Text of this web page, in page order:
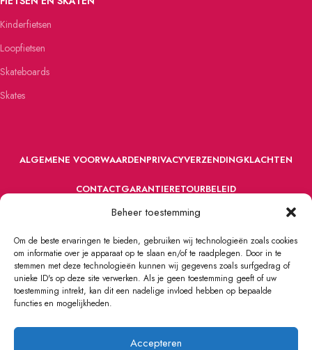
Beheer toestemming
Om de beste ervaringen te bieden, gebruiken wij technologieën zoals cookies
om informatie over je apparaat op te slaan en/of te raadplegen. Door in te
stemmen met deze technologieën kunnen wij gegevens zoals surfgedrag of
unieke ID's op deze site verwerken. Als je geen toestemming geeft of uw
toestemming intrekt, kan dit een nadelige invloed hebben op bepaalde
functies en mogelijkheden.
Accepteren
Kinderfietsen
Loopfietsen
Skateboards
Skates
ALGEMENE VOORWAARDENPRIVACYVERZENDINGKLACHTEN
CONTACTGARANTIERETOURBELEID
VOORDEFUN.NL 2022 Powered by Handelsonderneming MELS.